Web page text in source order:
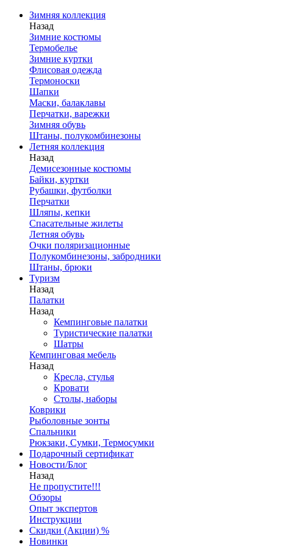
Зимняя коллекция
Назад
Зимние костюмы
Термобелье
Зимние куртки
Флисовая одежда
Термоноски
Шапки
Маски, балаклавы
Перчатки, варежки
Зимняя обувь
Штаны, полукомбинезоны
Летняя коллекция
Назад
Демисезонные костюмы
Байки, куртки
Рубашки, футболки
Перчатки
Шляпы, кепки
Спасательные жилеты
Летняя обувь
Очки поляризационные
Полукомбинезоны, забродники
Штаны, брюки
Туризм
Назад
Палатки
Назад
Кемпинговые палатки
Туристические палатки
Шатры
Кемпинговая мебель
Назад
Кресла, стулья
Кровати
Столы, наборы
Коврики
Рыболовные зонты
Спальники
Рюкзаки, Сумки, Термосумки
Подарочный сертификат
Новости/Блог
Назад
Не пропустите!!!
Обзоры
Опыт экспертов
Инструкции
Скидки (Акции) %
Новинки